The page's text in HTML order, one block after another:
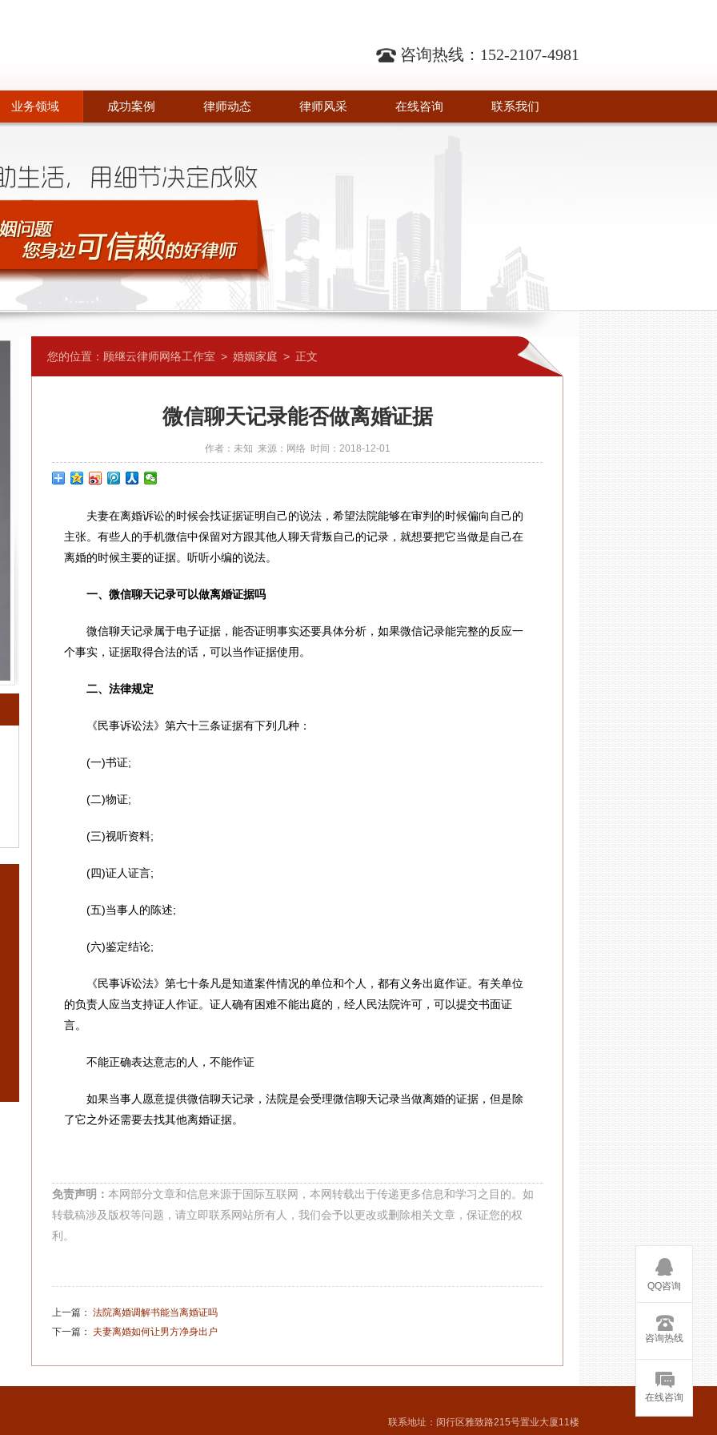
咨询热线： 152-2107-4981
业务领域 成功案例 律师动态 律师风采 在线咨询 联系我们
您的位置： 顾继云律师网络工作室 > 婚姻家庭 > 正文
微信聊天记录能否做离婚证据
作者：未知 来源：网络 时间：2018-12-01
夫妻在离婚诉讼的时候会找证据证明自己的说法，希望法院能够在审判的时候偏向自己的
主张。有些人的手机微信中保留对方跟其他人聊天背叛自己的记录，就想要把它当做是自己在
离婚的时候主要的证据。听听小编的说法。
一、微信聊天记录可以做离婚证据吗
微信聊天记录属于电子证据，能否证明事实还要具体分析，如果微信记录能完整的反应一
个事实，证据取得合法的话，可以当作证据使用。
二、法律规定
《民事诉讼法》第六十三条证据有下列几种：
(一)书证;
(二)物证;
(三)视听资料;
(四)证人证言;
(五)当事人的陈述;
(六)鉴定结论;
《民事诉讼法》第七十条凡是知道案件情况的单位和个人，都有义务出庭作证。有关单位
的负责人应当支持证人作证。证人确有困难不能出庭的，经人民法院许可，可以提交书面证
言。
不能正确表达意志的人，不能作证
如果当事人愿意提供微信聊天记录，法院是会受理微信聊天记录当做离婚的证据，但是除
了它之外还需要去找其他离婚证据。
免责声明： 本网部分文章和信息来源于国际互联网，本网转载出于传递更多信息和学习之目的。如
转载稿涉及版权等问题，请立即联系网站所有人，我们会予以更改或删除相关文章，保证您的权
利。
上一篇： 法院离婚调解书能当离婚证吗
下一篇： 夫妻离婚如何让男方净身出户
联系地址：闵行区雅致路215号置业大厦11楼
QQ咨询
咨询热线
在线咨询